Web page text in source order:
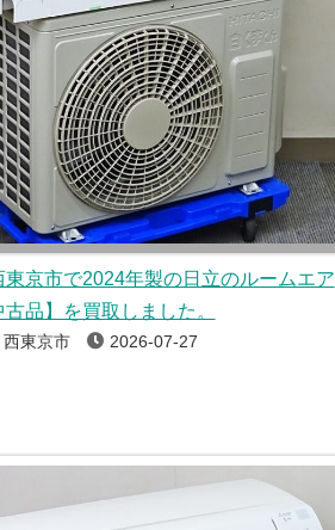
東京市で2024年製の日立のルームエア
古品】を買取しました。
東京市 2026-07-27